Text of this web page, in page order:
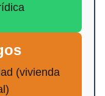
(vivienda